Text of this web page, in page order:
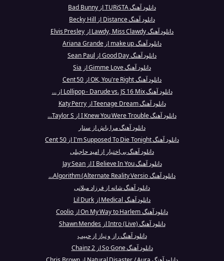
دانلود آهنگ TURiSTA از Bad Bunny
دانلود آهنگ Distance از Becky Hill
دانلود آهنگ Lawdy, Miss Clawdy از Elvis Presley
دانلود آهنگ make up از Ariana Grande
دانلود آهنگ Good Day از Sean Paul
دانلود آهنگ Gimme Love از Sia
دانلود آهنگ OK, You're Right از 50 Cent
دانلود آهنگ Lollipop - Darude vs. JS 16 Mix از ...
دانلود آهنگ Teenage Dream از Katy Perry
دانلود آهنگ I Knew You Were Trouble از Taylor S...
دانلود آهنگ مرا باش از ستار
دانلود آهنگ I'm Supposed To Die Tonight از 50 Cent
دانلود آهنگ بی‌اختیار از امید حاجیلی
دانلود آهنگ I Believe In You از Jay Sean
دانلود آهنگ Algorithm (Alternate Reality Versio...
دانلود آهنگ شانه از فرزاد میلانی
دانلود آهنگ Medical از Lil Durk
دانلود آهنگ On My Way to Harlem از Coolio
دانلود آهنگ Intro (Live) از Shawn Mendes
دانلود آهنگ راز و نیاز از حبیب
دانلود آهنگ So Gone از 2 Chainz